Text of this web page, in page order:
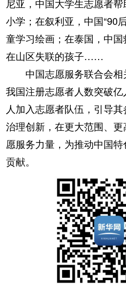
尼亚，中国大学生志愿者
小学；在叙利亚，中国“90
童学习绘画；在泰国，中
在山区失联的孩子……
中国志愿服务联合会相
我国注册志愿者人数突破
人加入志愿者队伍，引导
治理创新，在更大范围、
愿服务力量，为推动中国
贡献。